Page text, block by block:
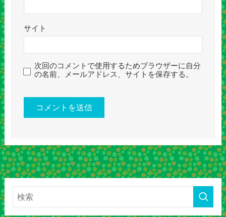
サイト
次回のコメントで使用するためブラウザーに自分
の名前、メールアドレス、サイトを保存する。